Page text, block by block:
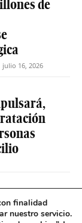
de
julio 16, 2026
riesgo
finalidad
nuestro servicio.